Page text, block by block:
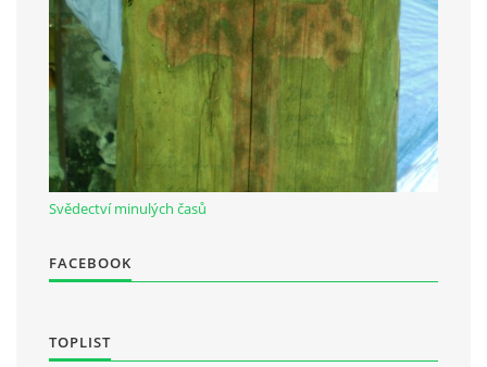
Svědectví minulých časů
FACEBOOK
TOPLIST